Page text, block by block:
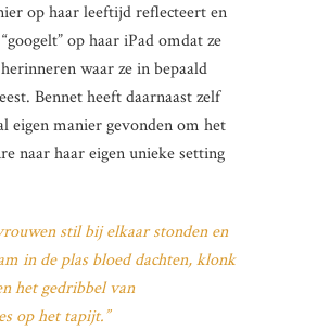
op haar leeftijd reflecteert en
op haar iPad omdat ze
waar ze in bepaald
Bennet heeft daarnaast zelf
eigen manier gevonden om het
naar haar eigen unieke setting
stil bij elkaar stonden en
in de plas bloed dachten, klonk
het gedribbel van
op het tapijt.”